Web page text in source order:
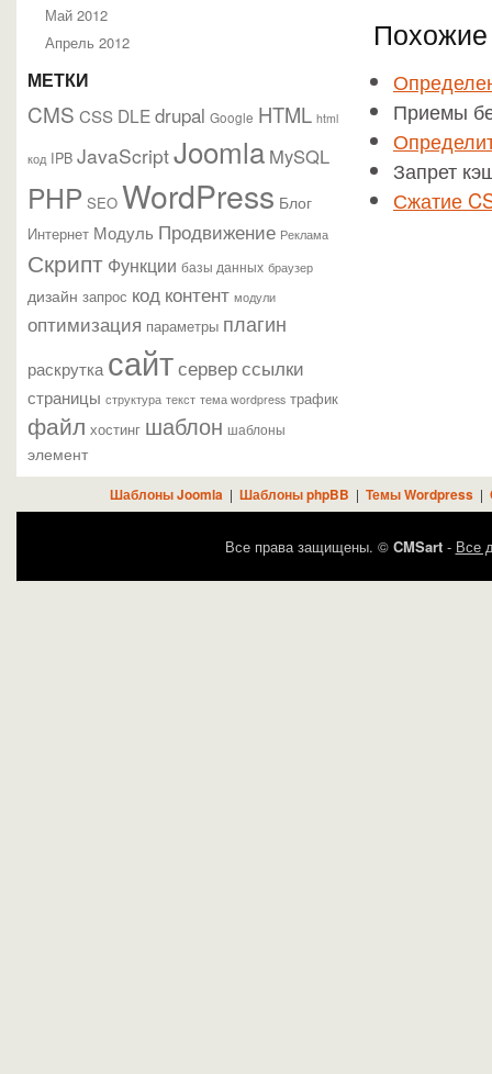
Май 2012
Апрель 2012
МЕТКИ
CMS CSS DLEdrupal Google HTML html
код IPB JavaScriptJoomla MySQL
PHP SEO WordPress Блог
Интернет Модуль Продвижение Реклама
Скрипт Функции базы данных браузер
дизайн запрос код контент модули
оптимизация параметры плагин
раскрутка сайтсерверссылки
страницы структура текст тема wordpress трафик
файл хостинг шаблон шаблоны
элемент
Похожие
Приемы
Запрет
Сжатие
Шаблоны Joomla | Шаблоны phpBB | Темы Wordpress|
Все права защищены. © CMSart- Все